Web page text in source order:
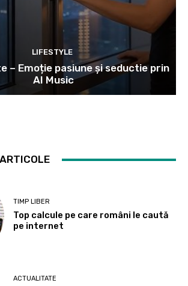
LIFESTYLE
– Emoție pasiune și seductie prin
AI Music
TIMP LIBER
Top calcule pe care români le caută
pe internet
ACTUALITATE